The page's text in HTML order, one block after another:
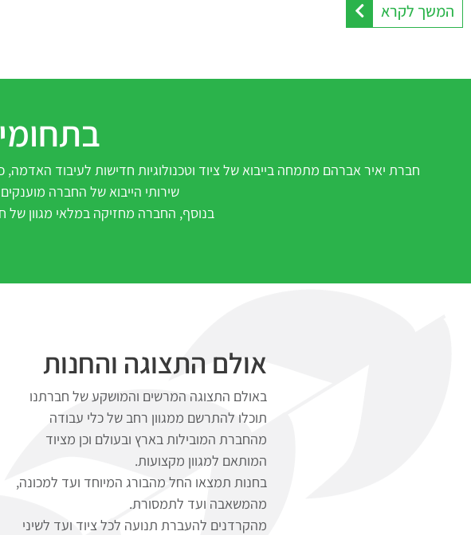
המשך לקרא
חברת יאיר אברהם מתמחה בייבוא של ציוד וטכנולוגיות חדישות לעיבוד
שירותי הייבוא של החברה
בנוסף, החברה מחזיקה במלאי מגוון של
אולם התצוגה והחנות
באולם התצוגה המרשים והמושקע של חברתנו
תוכלו להתרשם ממגוון רחב של כלי עבודה
מהחברת המובילות בארץ ובעולם וכן מציוד
המותאם למגוון מקצועות.
בחנות תמצאו החל מהבורג המיוחד ועד למכונה,
מהמשאבה ועד לתמסורת.
מהקרדנים להעברת תנועה לכל ציוד ועד לשיני